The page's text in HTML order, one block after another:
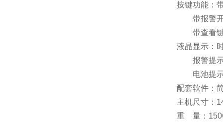
按键功能：
带报警开
带查看键
液晶显示：
报警提示
电池提示
配套软件：
主机尺寸：
重 量：